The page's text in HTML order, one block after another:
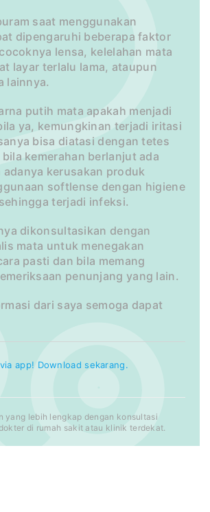
saat menggunakan
dipengaruhi beberapa faktor
lensa, kelelahan mata
layar terlalu lama, ataupun
lainnya.
putih mata apakah menjadi
ya, kemungkinan terjadi iritasi
bisa diatasi dengan tetes
kemerahan berlanjut ada
kerusakan produk
softlense dengan higiene
terjadi infeksi.
dikonsultasikan dengan
mata untuk menegakan
pasti dan bila memang
penunjang yang lain.
dari saya semoga dapat
app! Download sekarang.
yang lebih lengkap dengan konsultasi
di rumah sakit atau klinik terdekat.